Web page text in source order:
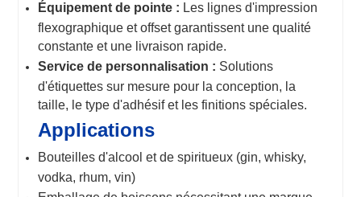
Équipement de pointe : Les lignes d'impression
flexographique et offset garantissent une qualité
constante et une livraison rapide.
Service de personnalisation : Solutions
d'étiquettes sur mesure pour la conception, la
taille, le type d'adhésif et les finitions spéciales.
Applications
Bouteilles d'alcool et de spiritueux (gin, whisky,
vodka, rhum, vin)